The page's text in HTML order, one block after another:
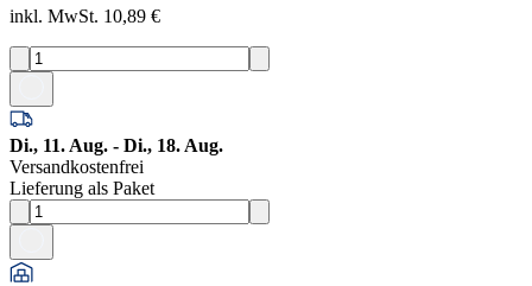
inkl. MwSt. 10,89 €
Di., 11. Aug. - Di., 18. Aug.
Versandkostenfrei
Lieferung als Paket